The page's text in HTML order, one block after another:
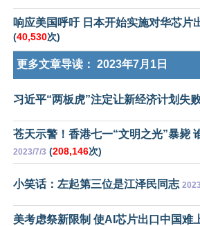
响应美国呼吁 日本开始实施对华芯片
(40,530次)
更多文章导读： 2023年7月1日
习近平“两板虎”注定让新经济计划失
苍天示警！香港七一“文明之光”暴毙
2023/7/3 (208,146次)
小笑话：左起第三位是江泽民同志
美考虑祭新限制 使AI芯片出口中国难